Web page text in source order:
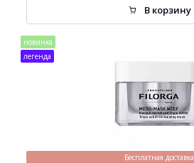
В корзину
новинка
легенда
Бесплатная доставка